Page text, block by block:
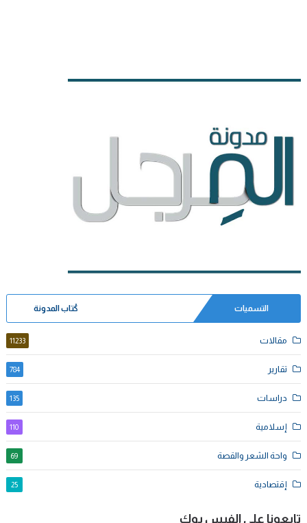
التسميات كُتاب المدونة
مقالات 11233
تقارير 784
دراسات 135
إسلامية 110
واحة الشعر والقصة 69
إقتصادية 25
تابعونا على الفيس بوك